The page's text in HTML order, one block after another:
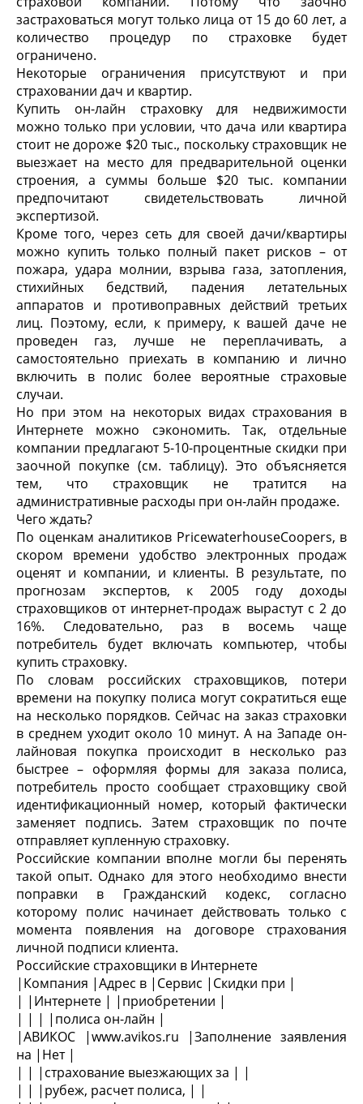
застраховаться могут только лица от 15 до 60 лет, а
количество процедур по страховке будет
ограничено.
Некоторые ограничения присутствуют и при
страховании дач и квартир.
Купить он-лайн страховку для недвижимости
можно только при условии, что дача или квартира
стоит не дороже $20 тыс., поскольку страховщик не
выезжает на место для предварительной оценки
строения, а суммы больше $20 тыс. компании
предпочитают свидетельствовать личной
экспертизой.
Кроме того, через сеть для своей дачи/квартиры
можно купить только полный пакет рисков – от
пожара, удара молнии, взрыва газа, затопления,
стихийных бедствий, падения летательных
аппаратов и противоправных действий третьих
лиц. Поэтому, если, к примеру, к вашей даче не
проведен газ, лучше не переплачивать, а
самостоятельно приехать в компанию и лично
включить в полис более вероятные страховые
случаи.
Но при этом на некоторых видах страхования в
Интернете можно сэкономить. Так, отдельные
компании предлагают 5-10-процентные скидки при
заочной покупке (см. таблицу). Это объясняется
тем, что страховщик не тратится на
административные расходы при он-лайн продаже.
Чего ждать?
По оценкам аналитиков PricewaterhouseCoopers, в
скором времени удобство электронных продаж
оценят и компании, и клиенты. В результате, по
прогнозам экспертов, к 2005 году доходы
страховщиков от интернет-продаж вырастут с 2 до
16%. Следовательно, раз в восемь чаще
потребитель будет включать компьютер, чтобы
купить страховку.
По словам российских страховщиков, потери
времени на покупку полиса могут сократиться еще
на несколько порядков. Сейчас на заказ страховки
в среднем уходит около 10 минут. А на Западе он-
лайновая покупка происходит в несколько раз
быстрее – оформляя формы для заказа полиса,
потребитель просто сообщает страховщику свой
идентификационный номер, который фактически
заменяет подпись. Затем страховщик по почте
отправляет купленную страховку.
Российские компании вполне могли бы перенять
такой опыт. Однако для этого необходимо внести
поправки в Гражданский кодекс, согласно
которому полис начинает действовать только с
момента появления на договоре страхования
личной подписи клиента.
Российские страховщики в Интернете
|Компания |Адрес в |Сервис |Скидки при |
| |Интернете | |приобретении |
| | | |полиса он-лайн |
|АВИКОС |www.avikos.ru |Заполнение заявления
на |Нет |
| | |страхование выезжающих за | |
| | |рубеж, расчет полиса, | |